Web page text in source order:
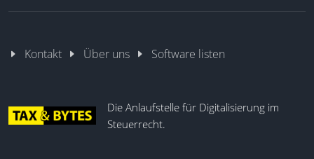
Kontakt Über uns Software listen
Die Anlaufstelle für Digitalisierung im
Steuerrecht.